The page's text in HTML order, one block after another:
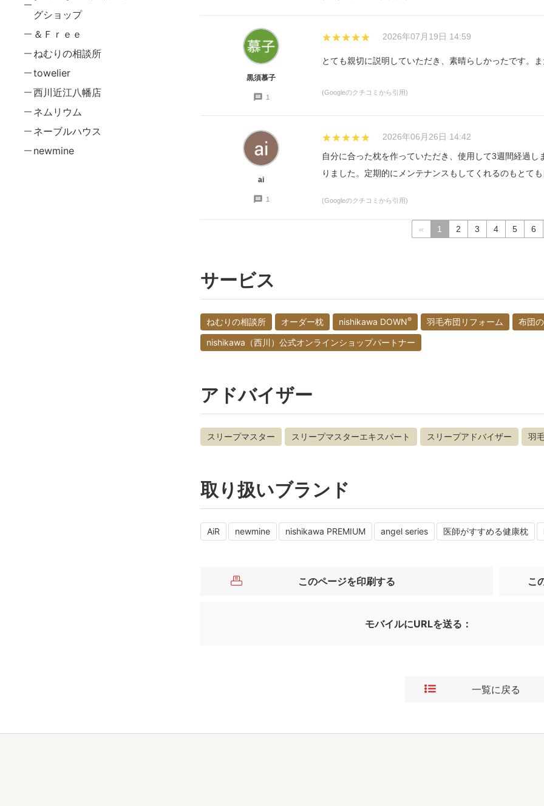
グショップ
＆Ｆｒｅｅ
ねむりの相談所
towelier
西川近江八幡店
ネムリウム
ネーブルハウス
newmine
せんでした。【アフターサービス】中材の交換や高さの
はそれなりにしますが、料金以上の価値があると感じでお
黒須慕子
1
★★★★★ 2026年07月19日 14:59
とても親切に説明していただき、素晴らしかったです。ま
(Googleのクチコミから引用)
ai
1
★★★★★
2026年06月26日 14:42
自分に合った枕を作っていただき、使用して3週間経過
りました。定期的にメンテナンスもしてくれるのもとても
(Googleのクチコミから引用)
« 1 2 3 4 5 6
サービス
ねむりの相談所 オーダー枕 nishikawa DOWN® 羽毛布団リフォーム 布団
nishikawa（西川）公式オンラインショップパートナー
アドバイザー
スリープマスター スリープマスターエキスパート スリープアドバイザー 羽
取り扱いブランド
AiR newmine nishikawa PREMIUM angel series 医師がすすめる健康枕
このページを印刷する こ
モバイルにURLを送る：
一覧に戻る